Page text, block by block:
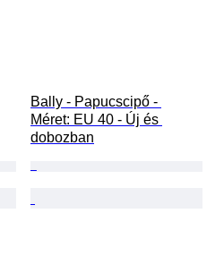
Bally - Papucscipő -
Méret: EU 40 - Új és
dobozban